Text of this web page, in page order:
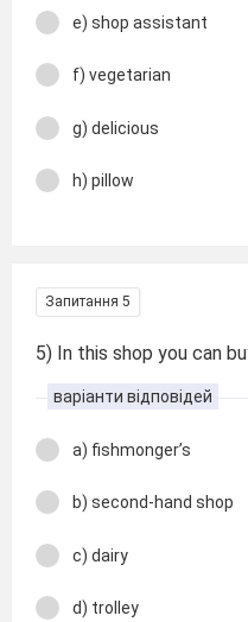
e) shop assistant
f) vegetarian
g) delicious
h) pillow
Запитання 5
5) In this shop you can
варіанти відповідей
a) fishmonger’s
b) second-hand shop
c) dairy
d) trolley